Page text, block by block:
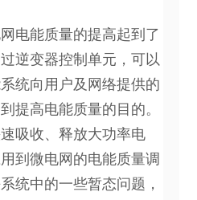
能质量的提高起到了
逆变器控制单元，可以
统向用户及网络提供的
提高电能质量的目的。
吸收、释放大功率电
到微电网的电能质量调
统中的一些暂态问题，